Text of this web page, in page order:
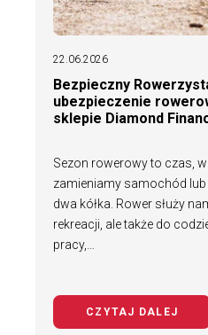
22.06.2026
Bezpieczny
ubezpieczenie
sklepie Diamond
Sezon rowerowy to czas,
zamieniamy samochód
dwa kółka. Rower służy
rekreacji, ale także do
pracy,…
CZYTAJ DALEJ